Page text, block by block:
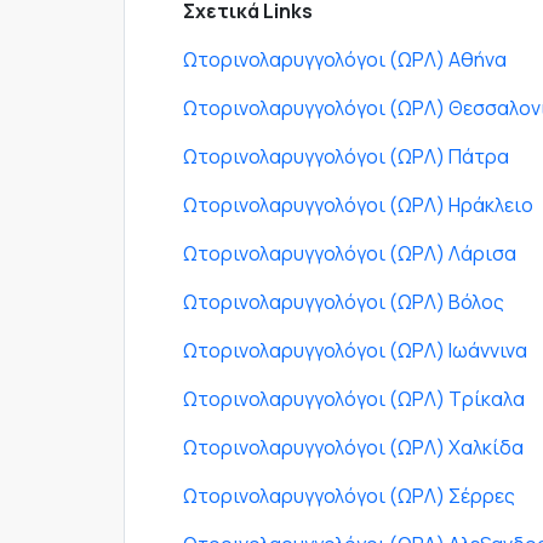
Σχετικά Links
Ωτορινολαρυγγολόγοι (ΩΡΛ) Αθήνα
Ωτορινολαρυγγολόγοι (ΩΡΛ)
Ωτορινολαρυγγολόγοι (ΩΡΛ) Πάτρα
Ωτορινολαρυγγολόγοι (ΩΡΛ) Ηράκλειο
Ωτορινολαρυγγολόγοι (ΩΡΛ) Λάρισα
Ωτορινολαρυγγολόγοι (ΩΡΛ) Βόλος
Ωτορινολαρυγγολόγοι (ΩΡΛ) Ιωάννινα
Ωτορινολαρυγγολόγοι (ΩΡΛ) Τρίκαλα
Ωτορινολαρυγγολόγοι (ΩΡΛ) Χαλκίδα
Ωτορινολαρυγγολόγοι (ΩΡΛ) Σέρρες